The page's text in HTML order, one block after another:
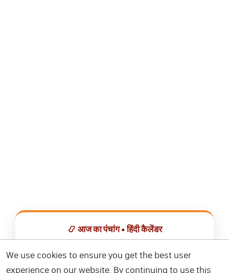
📿 आज का पंचांग • हिंदी कैलेंडर
We use cookies to ensure you get the best user
experience on our website. By continuing to use this